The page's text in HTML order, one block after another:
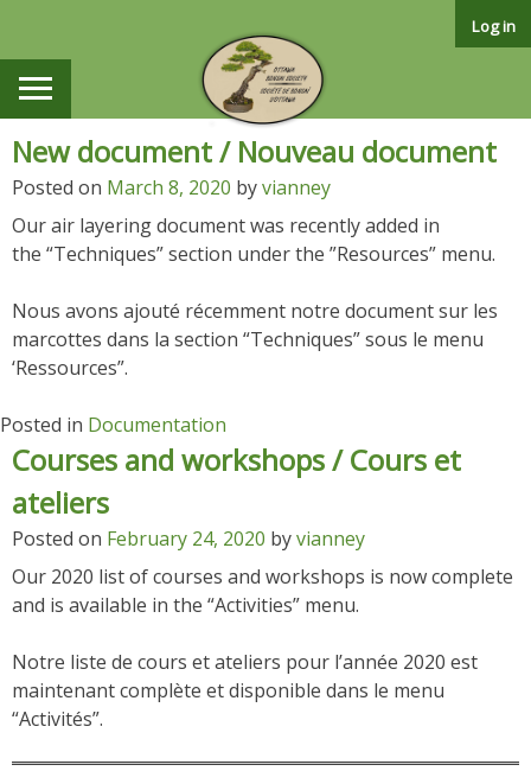
Log in
News/Nouvelles
New document / Nouveau document
Posted on March 8, 2020 byvianney
Our air layering document was recently added in
the “Techniques” section under the ”Resources” menu.
Nous avons ajouté récemment notre document sur les
marcottes dans la section “Techniques” sous le menu
‘Ressources”.
Posted in Documentation
Courses and workshops / Cours et
ateliers
Posted on February 24, 2020 byvianney
Our 2020 list of courses and workshops is now complete
and is available in the “Activities” menu.
Notre liste de cours et ateliers pour l’année 2020 est
maintenant complète et disponible dans le menu
“Activités”.